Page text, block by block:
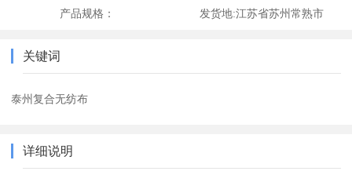
产品规格： 发货地:江苏省苏州常熟市
关键词
泰州复合无纺布
详细说明